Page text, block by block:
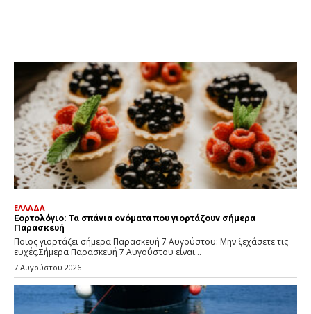
ΕΛΛΑΔΑ
Εορτολόγιο: Τα σπάνια ονόματα που γιορτάζουν σήμερα
Παρασκευή
Ποιος γιορτάζει σήμερα Παρασκευή 7 Αυγούστου: Μην ξεχάσετε τις
ευχές.Σήμερα Παρασκευή 7 Αυγούστου είναι...
7 Αυγούστου 2026